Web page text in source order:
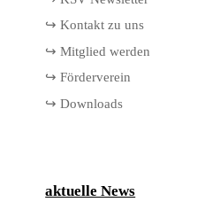
↪ Kontakt zu uns
↪ Mitglied werden
↪ Förderverein
↪ Downloads
aktuelle News